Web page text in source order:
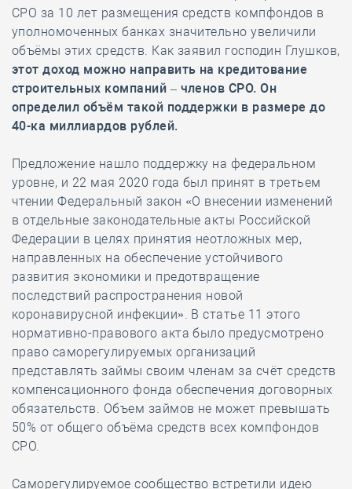
СРО за 10 лет размещения средств компфондов в
уполномоченных банках значительно увеличили
объёмы этих средств. Как заявил господин Глушков,
этот доход можно направить на кредитование
строительных компаний – членов СРО. Он
определил объём такой поддержки в размере до
40-ка миллиардов рублей.
Предложение нашло поддержку на федеральном
уровне, и 22 мая 2020 года был принят в третьем
чтении Федеральный закон «О внесении изменений
в отдельные законодательные акты Российской
Федерации в целях принятия неотложных мер,
направленных на обеспечение устойчивого
развития экономики и предотвращение
последствий распространения новой
коронавирусной инфекции». В статье 11 этого
нормативно-правового акта было предусмотрено
право саморегулируемых организаций
представлять займы своим членам за счёт средств
компенсационного фонда обеспечения договорных
обязательств. Объем займов не может превышать
50% от общего объёма средств всех компфондов
СРО.
Саморегулируемое сообщество встретили идею